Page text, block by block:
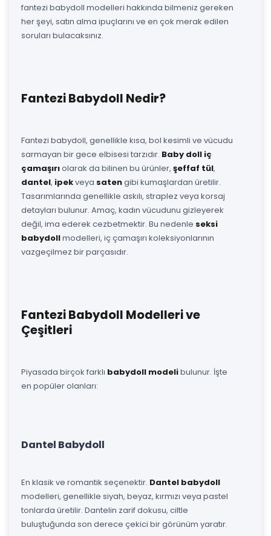
fantezi babydoll modelleri hakkında bilmeniz gereken
her şeyi, satın alma ipuçlarını ve en çok merak edilen
soruları bulacaksınız.
Fantezi Babydoll Nedir?
Fantezi babydoll, genellikle kısa, bol kesimli ve vücudu
sarmayan bir gece elbisesi tarzıdır. Baby doll iç
çamaşırıolarak da bilinen bu ürünler, şeffaf tül,
dantel, ipekveya satengibi kumaşlardan üretilir.
Tasarımlarında genellikle askılı, straplez veya korsaj
detayları bulunur. Amaç, kadın vücudunu gizleyerek
değil, ima ederek cezbetmektir. Bu nedenle seksi
babydollmodelleri, iç çamaşırı koleksiyonlarının
vazgeçilmez bir parçasıdır.
Fantezi Babydoll Modelleri ve
Çeşitleri
Piyasada birçok farklı babydoll modelibulunur. İşte
en popüler olanları:
Dantel Babydoll
En klasik ve romantik seçenektir. Dantel babydoll
modelleri, genellikle siyah, beyaz, kırmızı veya pastel
tonlarda üretilir. Dantelin zarif dokusu, ciltle
buluştuğunda son derece çekici bir görünüm yaratır.